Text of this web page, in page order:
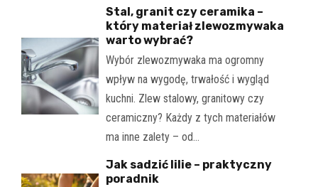
Stal, granit czy ceramika –
który materiał zlewozmywaka
warto wybrać?
Wybór zlewozmywaka ma ogromny
wpływ na wygodę, trwałość i wygląd
kuchni. Zlew stalowy, granitowy czy
ceramiczny? Każdy z tych materiałów
ma inne zalety – od…
Jak sadzić lilie – praktyczny
poradnik